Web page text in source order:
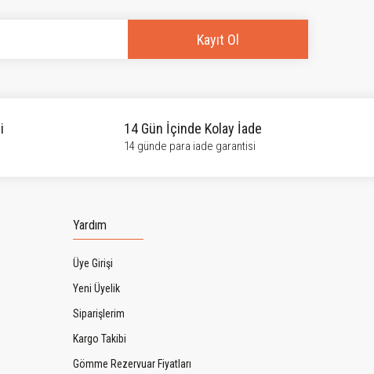
Kayıt Ol
14 Gün İçinde Kolay İade
14 günde para iade garantisi
Yardım
Üye Girişi
Yeni Üyelik
Siparişlerim
Kargo Takibi
Gömme Rezervuar Fiyatları